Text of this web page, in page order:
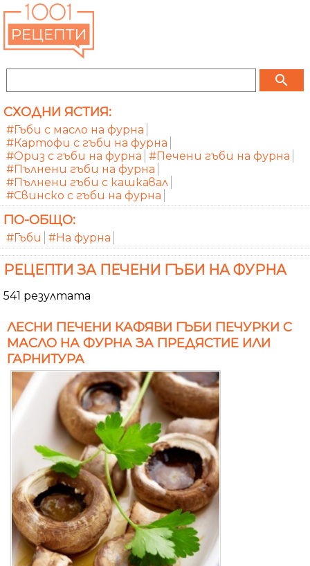
search
СХОДНИ ЯСТИЯ:
#Гъби с масло на фурна
#Картофи с гъби на фурна
#Ориз с гъби на фурна #Печени гъби на фурна
#Пълнени гъби на фурна
#Пълнени гъби с кашкавал
#Свинско с гъби на фурна
ПО-ОБЩО:
#Гъби #На фурна
РЕЦЕПТИ ЗА ПЕЧЕНИ ГЪБИ НА ФУРНА
541 резултата
ЛЕСНИ ПЕЧЕНИ КАФЯВИ ГЪБИ ПЕЧУРКИ С
МАСЛО НА ФУРНА ЗА ПРЕДЯСТИЕ ИЛИ
ГАРНИТУРА